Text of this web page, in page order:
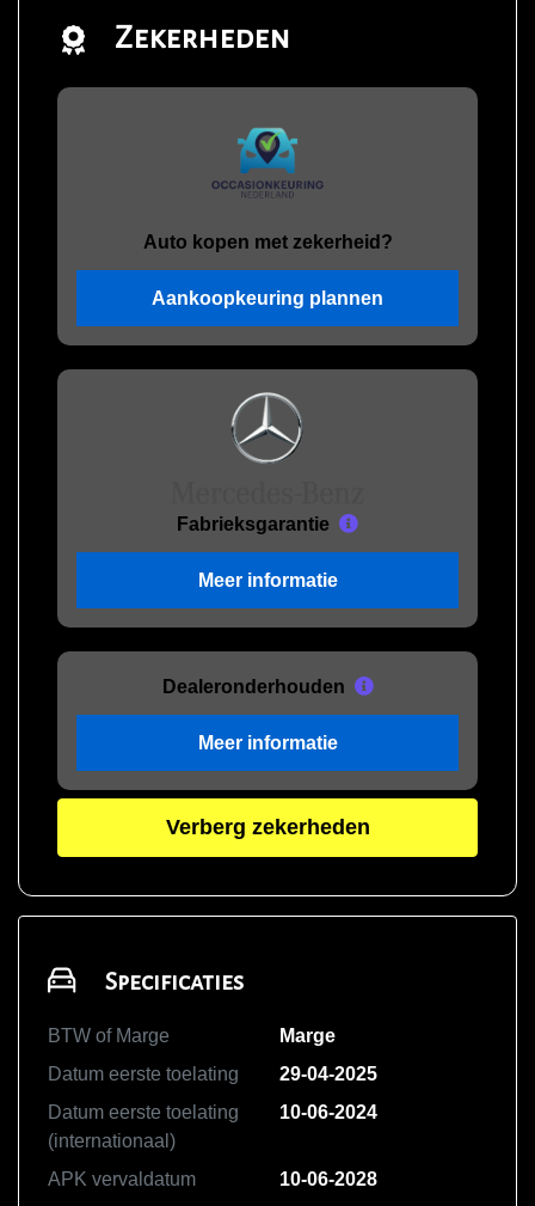
Zekerheden
Auto kopen met zekerheid?
Aankoopkeuring plannen
Fabrieksgarantie
Meer informatie
Dealeronderhouden
Meer informatie
Verberg zekerheden
Specificaties
BTW of Marge
Marge
Datum eerste toelating
29-04-2025
Datum eerste toelating
(internationaal)
10-06-2024
APK vervaldatum
10-06-2028